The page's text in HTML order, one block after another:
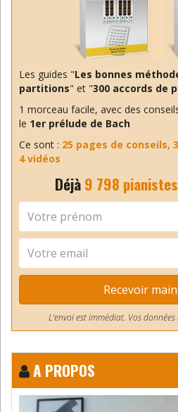
Annick
17 décembre
André, je ne
dites que
numérique
de l’accorder ? Je croyais
Répondre
17
Bonjour
l’entretien du piano à
acoustique. J’évoque à la
l’entretien du piano
pas, mais qui craint
et l’eau.
Mais oui, je possède
sur toutes les vidéos) et
depuis pas trop longtemps.
Bonne continuation
Les guides "Les bonnes
partitions" et "300 accords de
1 morceau facile, avec des
le 1er prélude de Bach
Ce sont : 25 pages de conseils,
4 vidéos
Déjà9 798 pianistes
Recevoir
L'envoi est immédiat. Vos
A PROPOS